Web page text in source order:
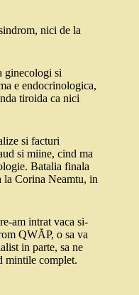
nici de la
ginecologi si
e endocrinologica,
tiroida ca nici
si facturi
si miine, cind ma
Batalia finala
la Corina Neamtu, in
am intrat vaca si-
QWĂP, o sa va
in parte, sa ne
mintile complet.